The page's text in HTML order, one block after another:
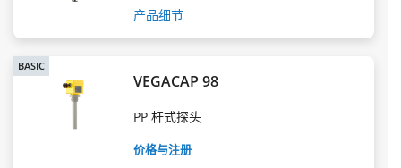
产品细节
BASIC
VEGACAP 98
PP 杆式探头
价格与注册